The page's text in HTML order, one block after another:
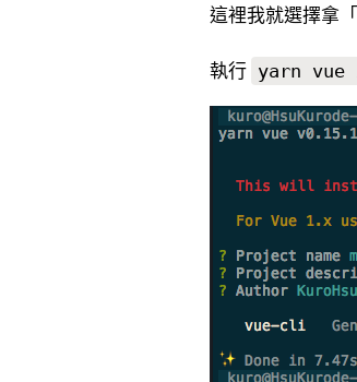
這裡我就選擇拿「
執行 yarn vue